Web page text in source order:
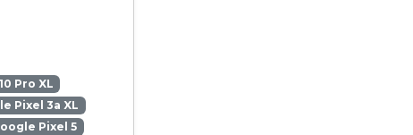
Pro XL
Pixel 3a XL
Pixel 5